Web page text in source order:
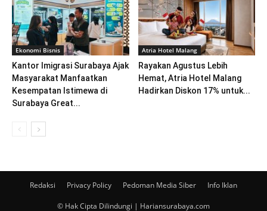
Ekonomi Bisnis
Kantor Imigrasi Surabaya Ajak
Masyarakat Manfaatkan
Kesempatan Istimewa di
Surabaya Great...
Atria Hotel Malang
Rayakan Agustus Lebih
Hemat, Atria Hotel Malang
Hadirkan Diskon 17% untuk...
Redaksi Privacy Policy Pedoman Media Siber Info Iklan
© Hak Cipta Dilindungi | Hariansurabaya.com